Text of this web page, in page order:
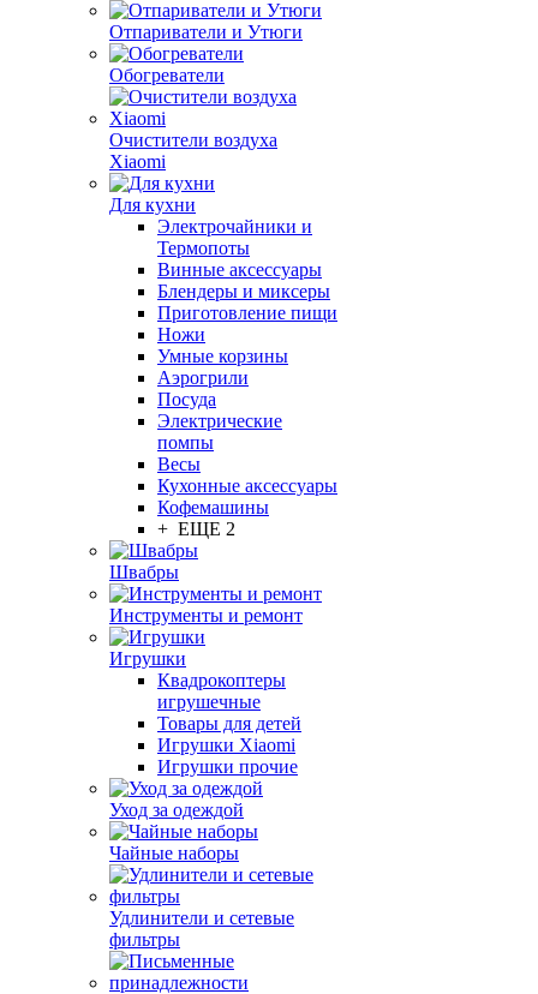
Отпариватели и Утюги
Обогреватели
Очистители воздуха
Xiaomi
Для кухни
Электрочайники и
Термопоты
Винные аксессуары
Блендеры и миксеры
Приготовление пищи
Ножи
Умные корзины
Аэрогрили
Посуда
Электрические
помпы
Весы
Кухонные аксессуары
Кофемашины
+ ЕЩЕ 2
Швабры
Инструменты и ремонт
Игрушки
Квадрокоптеры
игрушечные
Товары для детей
Игрушки Xiaomi
Игрушки прочие
Уход за одеждой
Чайные наборы
Удлинители и сетевые
фильтры